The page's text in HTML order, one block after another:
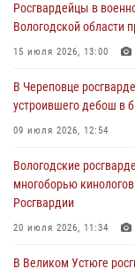
ПРАВОНАРУШИТЕЛЯ
нарушителя на
31 июля 2026, 06:43
Росгвардейцы в
Вологодской области
15 июля 2026, 13:00
В Череповце
устроившего дебош в
09 июля 2026, 12:54
Вологодские
многоборью
Росгвардии
20 июля 2026, 11:34
В Великом Устюге